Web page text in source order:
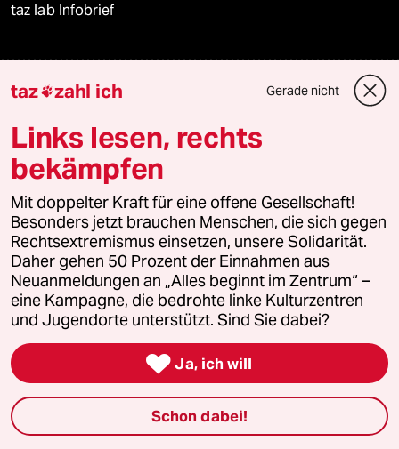
taz lab Infobrief
Veranstaltungen
Demnächst
Live im Stream
Vergangene
taz lab 2027
Mehr taz Lesestoff
taz zahl ich Gerade nicht
Links lesen, rechts
bekämpfen
Mit doppelter Kraft für eine offene Gesellschaft!
Besonders jetzt brauchen Menschen, die sich gegen
Rechtsextremismus einsetzen, unsere Solidarität.
Daher gehen 50 Prozent der Einnahmen aus
Neuanmeldungen an „Alles beginnt im Zentrum“ –
eine Kampagne, die bedrohte linke Kulturzentren
und Jugendorte unterstützt. Sind Sie dabei?
 Ja, ich will
Schon dabei!